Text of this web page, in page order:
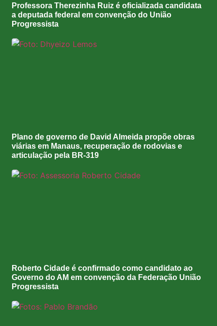
Professora Therezinha Ruiz é oficializada candidata
a deputada federal em convenção do União
Progressista
Plano de governo de David Almeida propõe obras
viárias em Manaus, recuperação de rodovias e
articulação pela BR-319
Roberto Cidade é confirmado como candidato ao
Governo do AM em convenção da Federação União
Progressista